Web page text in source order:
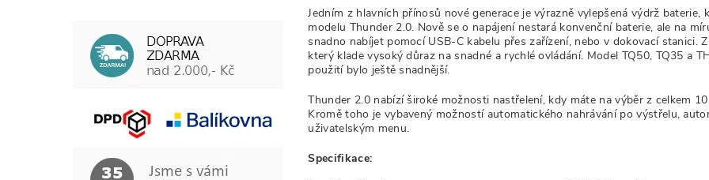
Jedním z hlavních přínosů nové generace je výrazně vylepšená výdrž
modelu Thunder 2.0. Nově se o napájení nestará konvenční baterie, ale na
snadno nabíjet pomocí USB-C kabelu přes zařízení, nebo v dokovací stanici.
který klade vysoký důraz na snadné a rychlé ovládání. Model TQ50, TQ35 a
použití bylo ještě snadnější.
Thunder 2.0 nabízí široké možnosti nastřelení, kdy máte na výběr z celkem
Kromě toho je vybavený možností automatického nahrávání po výstřelu,
uživatelským menu.
Specifikace: